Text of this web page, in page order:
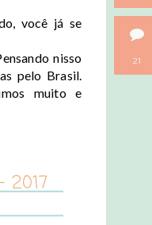
21
você já se
nisso
pelo Brasil.
muito e